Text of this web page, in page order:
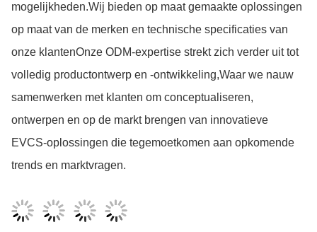
mogelijkheden.Wij bieden op maat gemaakte oplossingen
op maat van de merken en technische specificaties van
onze klantenOnze ODM-expertise strekt zich verder uit tot
volledig productontwerp en -ontwikkeling,Waar we nauw
samenwerken met klanten om conceptualiseren,
ontwerpen en op de markt brengen van innovatieve
EVCS-oplossingen die tegemoetkomen aan opkomende
trends en marktvragen.